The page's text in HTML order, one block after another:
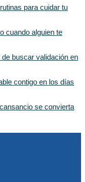
para cuidar tu
cuando alguien te
buscar validación en
contigo en los días
se convierta